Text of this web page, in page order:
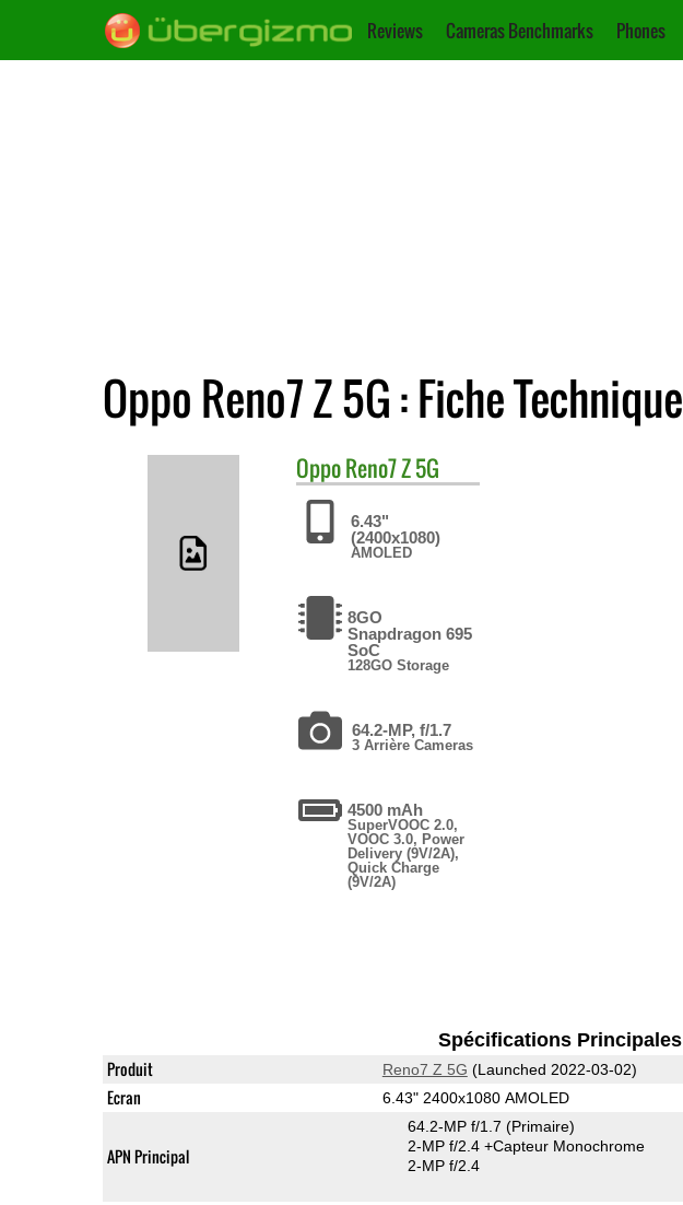
Reviews Cameras Benchmarks Phones
Oppo Reno7 Z 5G : Fiche Technique
OppoReno7 Z 5G
6.43"
(2400x1080)
AMOLED
8GO
Snapdragon 695
SoC
128GO Storage
64.2-MP, f/1.7
3 Arrière Cameras
4500 mAh
SuperVOOC 2.0,
VOOC 3.0, Power
Delivery (9V/2A),
Quick Charge
(9V/2A)
Spécifications Principales
Produit Reno7 Z 5G (Launched 2022-03-02)
Ecran 6.43" 2400x1080 AMOLED
APN Principal
64.2-MP f/1.7 (Primaire)
2-MP f/2.4 +Capteur Monochrome
2-MP f/2.4